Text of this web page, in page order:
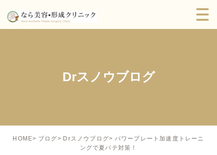
Drスノウブログ
HOME ブログ Drスノウブログ
パワープレート加速度トレーニ
ングで夏バテ対策！